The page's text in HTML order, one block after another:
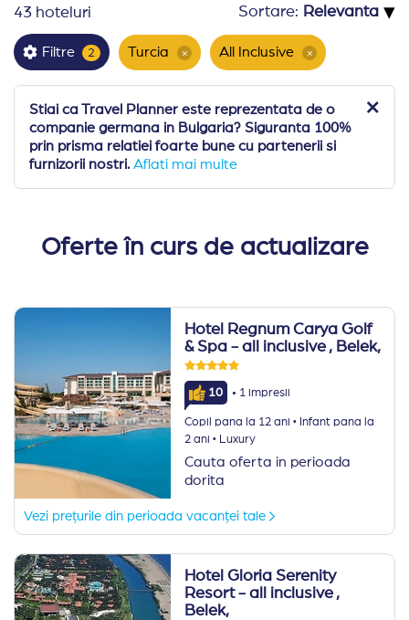
43 hoteluri Sortare: ▾
Filtre 2 Turcia × All Inclusive ×
Stiai ca Travel Planner este reprezentata de o
companie germana in Bulgaria? Siguranta 100%
prin prisma relatiei foarte bune cu partenerii si
furnizorii nostri. Aflati mai multe
Oferte în curs de actualizare
Hotel Regnum Carya Golf
& Spa - all inclusive , Belek,
10 · 1 impresii
Copil pana la 12 ani ·Infant pana la
2 ani ·Luxury
Cauta oferta in perioada
dorita
Vezi prețurile din perioada vacanței tale
Hotel Gloria Serenity
Resort - all inclusive ,
Belek,